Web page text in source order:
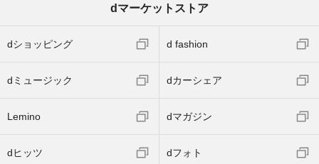
dマーケットストア
dショッピング d fashion
dミュージック dカーシェア
Lemino dマガジン
dヒッツ dフォト